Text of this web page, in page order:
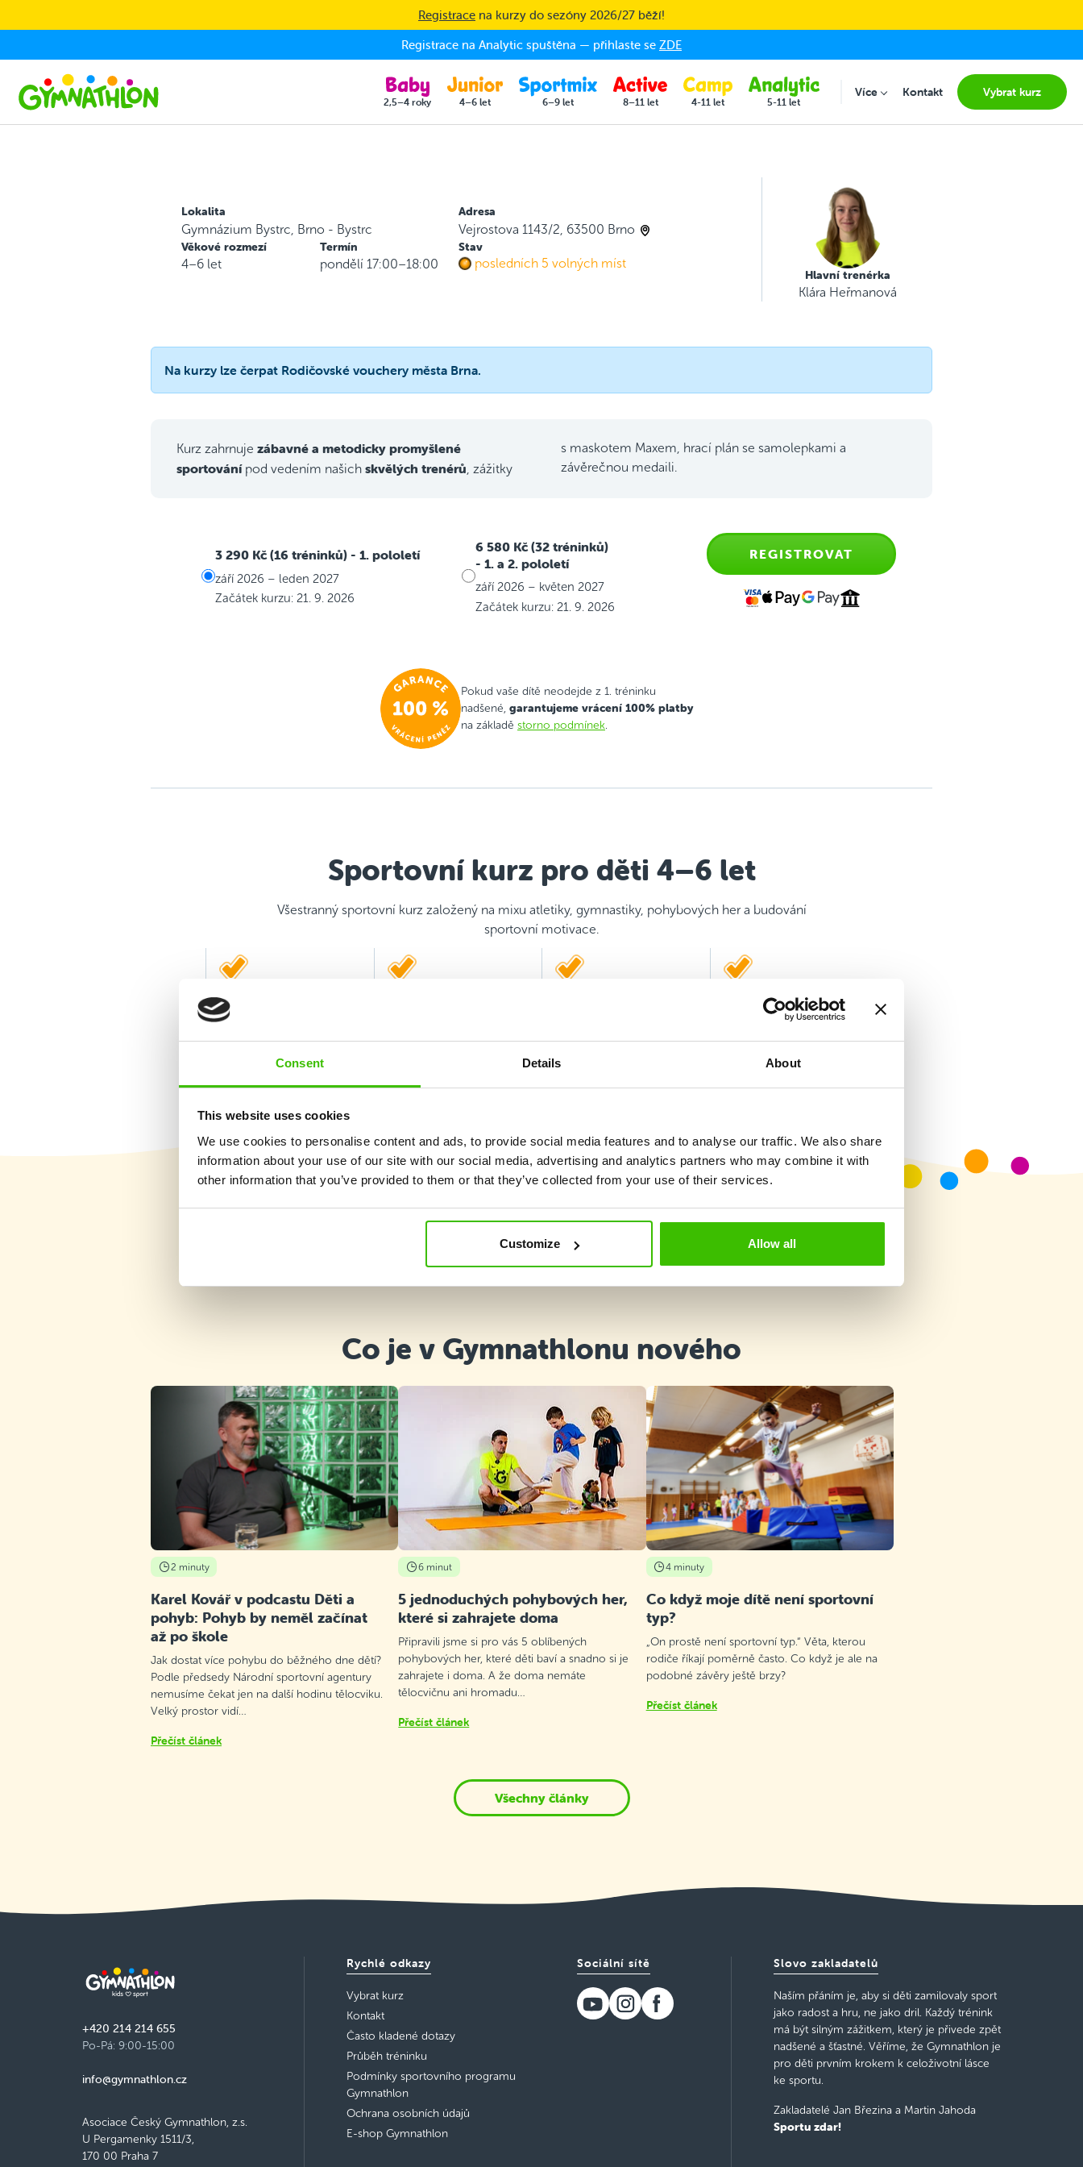
Consent Details About
This website uses cookies
We use cookies to personalise content and ads, to provide social media features and to analyse our traffic. We also share
information about your use of our site with our social media, advertising and analytics partners who may combine it with
other information that you’ve provided to them or that they’ve collected from your use of their services.
Customize Allow all
Registrace na kurzy do sezóny 2026/27 běží!
Registrace na Analytic spuštěna — přihlaste se ZDE
2,5–4 roky 4–6 let 6–9 let 8–11 let 4-11 let 5-11 let
VíceSubmenu for "Více"
Kontakt Vybrat kurz
Lokalita
Gymnázium Bystrc, Brno - Bystrc
Adresa
Vejrostova 1143/2, 63500 Brno
Věkové rozmezí
4–6 let
Termín
pondělí 17:00–18:00
Stav
posledních 5 volných míst
Hlavní trenérka
Klára Heřmanová
Na kurzy lze čerpat Rodičovské vouchery města Brna.
Kurz zahrnuje zábavné a metodicky promyšlené
sportovánípod vedením našich skvělých trenérů , zážitky
s maskotem Maxem, hrací plán se samolepkami a
závěrečnou medaili.
3 290 Kč (16 tréninků) - 1. pololetí
září 2026 – leden 2027
Začátek kurzu: 21. 9. 2026
6 580 Kč (32 tréninků)
- 1. a 2. pololetí
září 2026 – květen 2027
Začátek kurzu: 21. 9. 2026
REGISTROVAT
Pokud vaše dítě neodejde z 1. tréninku
nadšené, garantujeme vrácení 100% platby
na základě storno podmínek.
Sportovní kurz pro děti 4–6 let
Všestranný sportovní kurz založený na mixu atletiky, gymnastiky, pohybových her a budování
sportovní motivace.
dovedností
samolepkami
Vybrat kurz
Co je v Gymnathlonu nového
2 minuty
Karel Kovář v podcastu Děti a
pohyb: Pohyb by neměl začínat
až po škole
Jak dostat více pohybu do běžného dne dětí?
Podle předsedy Národní sportovní agentury
nemusíme čekat jen na další hodinu tělocviku.
Velký prostor vidí…
Přečíst článek
6 minut
5 jednoduchých pohybových her,
které si zahrajete doma
Připravili jsme si pro vás 5 oblíbených
pohybových her, které děti baví a snadno si je
zahrajete i doma. A že doma nemáte
tělocvičnu ani hromadu…
Přečíst článek
4 minuty
Co když moje dítě není sportovní
typ?
„On prostě není sportovní typ.“ Věta, kterou
rodiče říkají poměrně často. Co když je ale na
podobné závěry ještě brzy?
Přečíst článek
Všechny články
+420 214 214 655
Po-Pá: 9:00-15:00
info@gymnathlon.cz
Asociace Český Gymnathlon, z.s.
U Pergamenky 1511/3,
170 00 Praha 7
Rychlé odkazy
Vybrat kurz
Kontakt
Často kladené dotazy
Průběh tréninku
Podmínky sportovního programu
Gymnathlon
Ochrana osobních údajů
E-shop Gymnathlon
Sociální sítě Slovo zakladatelů
Naším přáním je, aby si děti zamilovaly sport
jako radost a hru, ne jako dril. Každý trénink
má být silným zážitkem, který je přivede zpět
nadšené a šťastné. Věříme, že Gymnathlon je
pro děti prvním krokem k celoživotní lásce
ke sportu.
Zakladatelé Jan Březina a Martin Jahoda
Sportu zdar!